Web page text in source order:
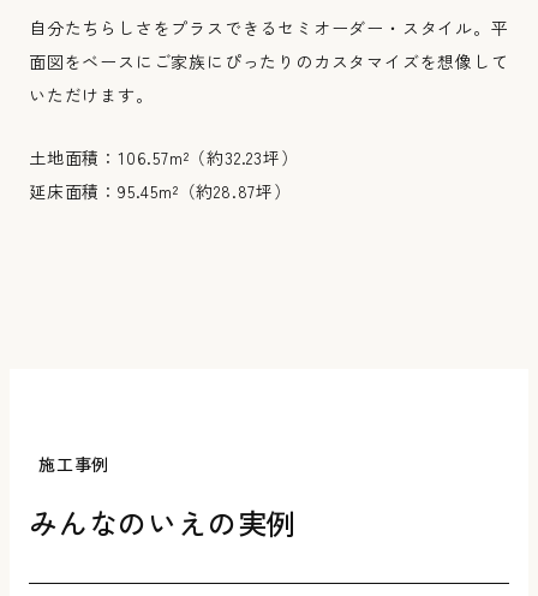
自分たちらしさをプラスできるセミオーダー・スタイル。平
面図をベースにご家族にぴったりのカスタマイズを想像して
いただけます。
土地面積：106.57m²（約32.23坪）
延床面積：95.45m²（約28.87坪）
施工事例
みんなのいえの実例